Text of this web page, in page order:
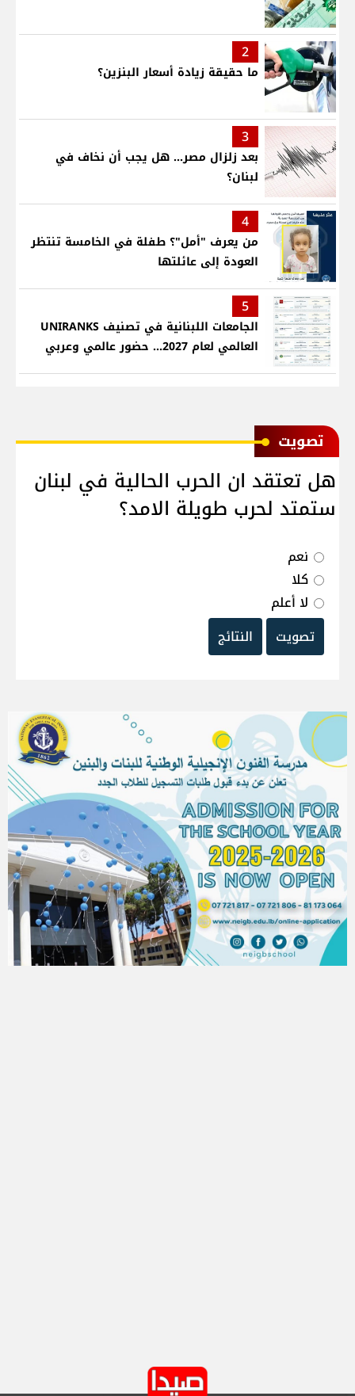
2
ما حقيقة زيادة أسعار البنزين؟
3
بعد زلزال مصر... هل يجب أن نخاف في
لبنان؟
4
من يعرف "أمل"؟ طفلة في الخامسة تنتظر
العودة إلى عائلتها
5
الجامعات اللبنانية في تصنيف UNIRANKS
العالمي لعام 2027... حضور عالمي وعربي
ﺗﺼﻮﻳﺖ
هل تعتقد ان الحرب الحالية في لبنان
ستمتد لحرب طويلة الامد؟
نعم
كلا
لا أعلم
تصويت
النتائج